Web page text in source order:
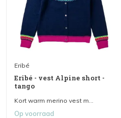
Eribé
Eribé - vest Alpine short -
tango
Kort warm merino vest m...
Op voorraad